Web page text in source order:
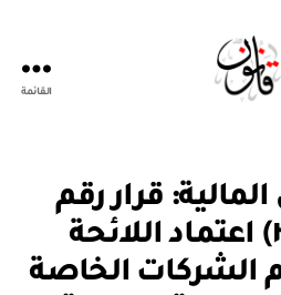
القائمة
قرار رقم
(٢٠٢٦ / ٤٤ / ٣) اعتماد اللائحة
الشركات الخاصة
بو